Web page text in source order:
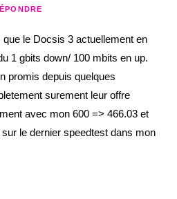
le Docsis 3 actuellement en
1 gbits down/ 100 mbits en up.
promis depuis quelques
surement leur offre
avec mon 600 => 466.03 et
le dernier speedtest dans mon